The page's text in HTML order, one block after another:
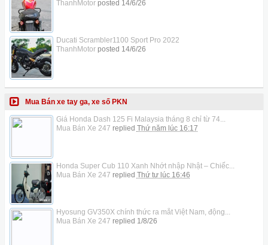
ThanhMotorposted 14/6/26
Ducati Scrambler1100 Sport Pro 2022
ThanhMotorposted 14/6/26
Mua Bán xe tay ga, xe số PKN
Giá Honda Dash 125 Fi Malaysia tháng 8 chỉ từ 74...
Mua Bán Xe 247 replied Thứ năm lúc 16:17
Honda Super Cub 110 Xanh Nhớt nhập Nhật – Chiếc...
Mua Bán Xe 247 replied Thứ tư lúc 16:46
Hyosung GV350X chính thức ra mắt Việt Nam, động...
Mua Bán Xe 247 replied 1/8/26